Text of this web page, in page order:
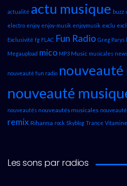
actualité actu musique buzz
electro enjoy enjoy-musik enjoymusik exclu
Exclusivité fg FLAC Fun Radio Greg Parys
Megaupload mico MP3 Music musicales
nouveauté fun radio nouveauté
nouveauté
nouveautés nouveautés musicales
remix Rihanna rock Skyblog Trance Vitamine
Les sons par radios